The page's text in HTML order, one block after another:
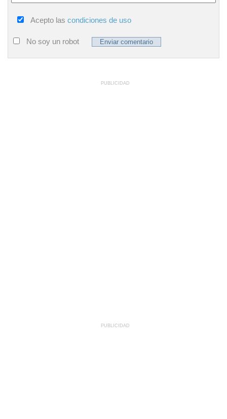
Acepto las condiciones de uso
No soy un robot
PUBLICIDAD
PUBLICIDAD